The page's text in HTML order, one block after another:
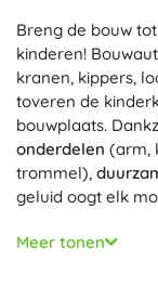
Breng de bouw
kinderen!
kranen, kippers,
toveren de
bouwplaats.
onderdelen (arm,
trommel),
geluid oogt elk
In deze categorie
metalen modellen
Meer tonen